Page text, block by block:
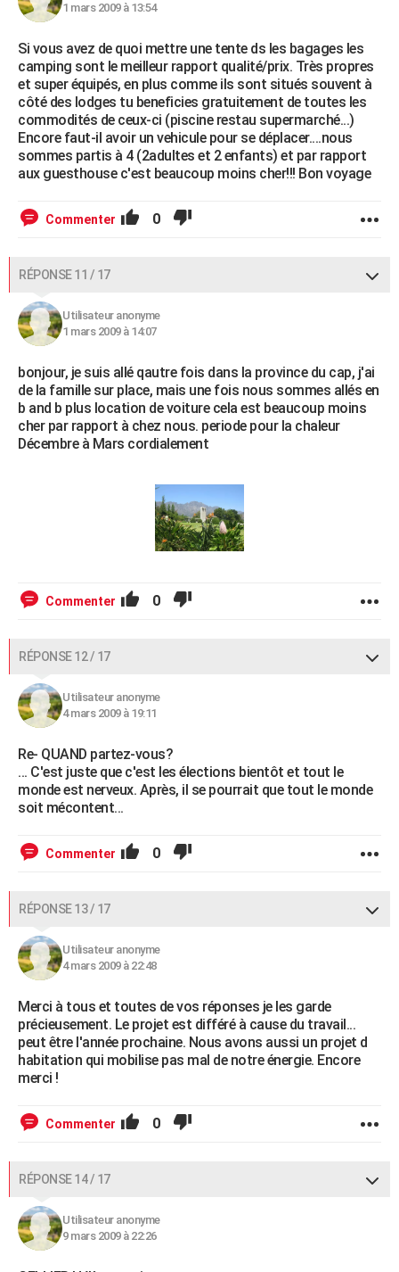
1 mars 2009 à 13:54
Si vous avez de quoi mettre une tente ds les bagages les
camping sont le meilleur rapport qualité/prix. Très propres
et super équipés, en plus comme ils sont situés souvent à
côté des lodges tu beneficies gratuitement de toutes les
commodités de ceux-ci (piscine restau supermarché...)
Encore faut-il avoir un vehicule pour se déplacer....nous
sommes partis à 4 (2adultes et 2 enfants) et par rapport
aux guesthouse c'est beaucoup moins cher!!! Bon voyage
Commenter 0
RÉPONSE 11 / 17
Utilisateur anonyme
1 mars 2009 à 14:07
bonjour, je suis allé qautre fois dans la province du cap, j'ai
de la famille sur place, mais une fois nous sommes allés en
b and b plus location de voiture cela est beaucoup moins
cher par rapport à chez nous. periode pour la chaleur
Décembre à Mars cordialement
Commenter 0
RÉPONSE 12 / 17
Utilisateur anonyme
4 mars 2009 à 19:11
Re- QUAND partez-vous?
... C'est juste que c'est les élections bientôt et tout le
monde est nerveux. Après, il se pourrait que tout le monde
soit mécontent...
Commenter 0
RÉPONSE 13 / 17
Utilisateur anonyme
4 mars 2009 à 22:48
Merci à tous et toutes de vos réponses je les garde
précieusement. Le projet est différé à cause du travail...
peut être l'année prochaine. Nous avons aussi un projet d
habitation qui mobilise pas mal de notre énergie. Encore
merci !
Commenter 0
RÉPONSE 14 / 17
Utilisateur anonyme
9 mars 2009 à 22:26